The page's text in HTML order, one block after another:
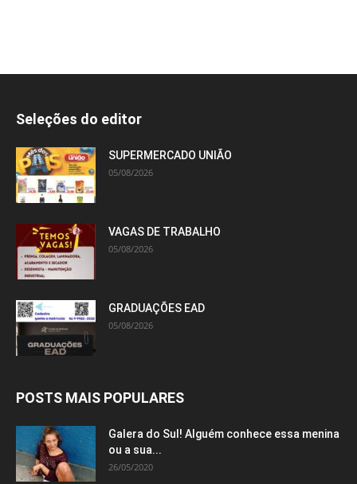
Seleções do editor
SUPERMERCADO UNIÃO
05/08/2026
VAGAS DE TRABALHO
05/08/2026
GRADUAÇÕES EAD
05/08/2026
POSTS MAIS POPULARES
Galera do Sul! Alguém conhece essa menina
ou a sua...
26/05/2020